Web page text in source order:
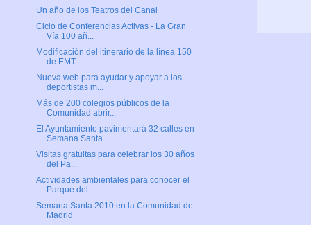
Un año de los Teatros del Canal
Ciclo de Conferencias Activas - La Gran
Vía 100 añ...
Modificación del itinerario de la línea 150
de EMT
Nueva web para ayudar y apoyar a los
deportistas m...
Más de 200 colegios públicos de la
Comunidad abrir...
El Ayuntamiento pavimentará 32 calles en
Semana Santa
Visitas gratuitas para celebrar los 30 años
del Pa...
Actividades ambientales para conocer el
Parque del...
Semana Santa 2010 en la Comunidad de
Madrid